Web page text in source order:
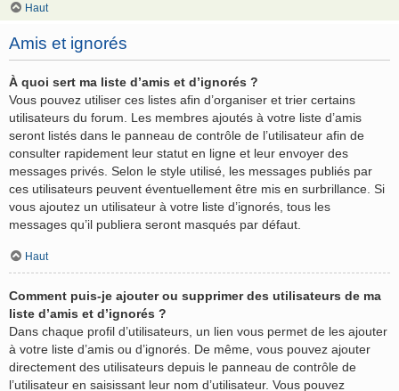
Haut
Amis et ignorés
À quoi sert ma liste d’amis et d’ignorés ?
Vous pouvez utiliser ces listes afin d’organiser et trier certains
utilisateurs du forum. Les membres ajoutés à votre liste d’amis
seront listés dans le panneau de contrôle de l’utilisateur afin de
consulter rapidement leur statut en ligne et leur envoyer des
messages privés. Selon le style utilisé, les messages publiés par
ces utilisateurs peuvent éventuellement être mis en surbrillance. Si
vous ajoutez un utilisateur à votre liste d’ignorés, tous les
messages qu’il publiera seront masqués par défaut.
Haut
Comment puis-je ajouter ou supprimer des utilisateurs de ma
liste d’amis et d’ignorés ?
Dans chaque profil d’utilisateurs, un lien vous permet de les ajouter
à votre liste d’amis ou d’ignorés. De même, vous pouvez ajouter
directement des utilisateurs depuis le panneau de contrôle de
l’utilisateur en saisissant leur nom d’utilisateur. Vous pouvez